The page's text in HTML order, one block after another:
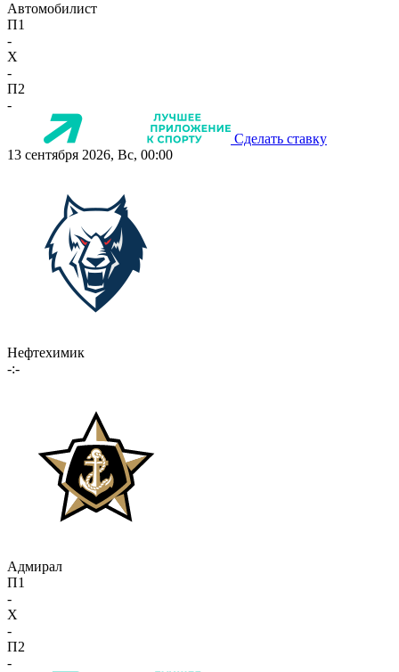
Автомобилист
П1
-
X
-
П2
-
Сделать ставку
13 сентября 2026, Вс, 00:00
Нефтехимик
-:-
Адмирал
П1
-
X
-
П2
-